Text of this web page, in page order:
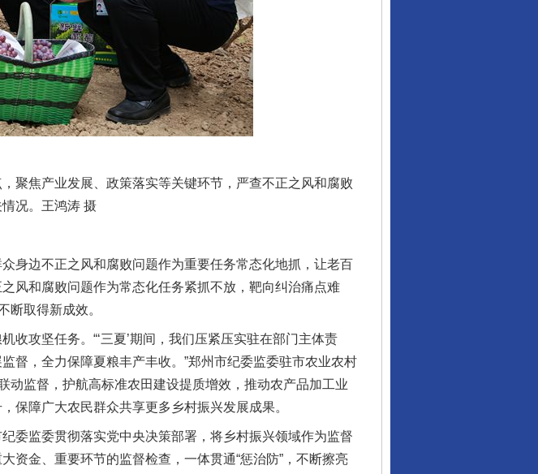
焦产业发展、政策落实等关键环节，严查不正之风和腐败
况。王鸿涛 摄
边不正之风和腐败问题作为重要任务常态化地抓，让老百
风和腐败问题作为常态化任务紧抓不放，靶向纠治痛点难
断取得新成效。
攻坚任务。“‘三夏’期间，我们压紧压实驻在部门主体责
督，全力保障夏粮丰产丰收。”郑州市纪委监委驻市农业农村
动监督，护航高标准农田建设提质增效，推动农产品加工业
保障广大农民群众共享更多乡村振兴发展成果。
监委贯彻落实党中央决策部署，将乡村振兴领域作为监督
资金、重要环节的监督检查，一体贯通“惩治防”，不断擦亮